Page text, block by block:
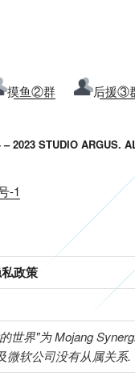
摸鱼②群 后援③
2023 STUDIO ARGUS.
-1
政策
世界"为 Mojang
微软公司没有从属关系.